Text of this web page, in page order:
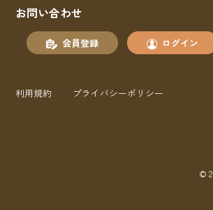
お問い合わせ
会員登録 ログイン
利用規約 プライバシーポリシー
©